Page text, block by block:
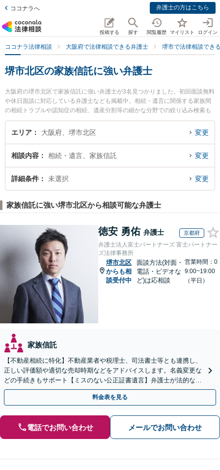
ココナラへ 弁護士の方はこちら
投稿する 探す 閲覧履歴 マイリスト ログイン
ココナラ法律相談 大阪府で法律相談できる弁護士 堺市で法律相談でき
堺市北区の家族信託に強い弁護士
大阪府の堺市北区で家族信託に強い弁護士が3名見つかりました。初回面談無料
や休日面談に対応している弁護士なども掲載中。相続・遺言に関係する家族間
の相続トラブルや認知症の相続、遺産分割等の細かな分野での絞り込み検索も
でき便利です。特に河内総合法律事務所の廣田 亘弁護士や弁護士法人バディ 堺
なかもず事務所の野口 直人弁護士、堺北法律事務所の犬塚 竜也弁護士のプロフ
託のトラブル解決の実績豊富な近くの弁護士を検索したい』『初回相談無料で
家族信託を法律相談できる堺市北区内の弁護士に相談予約したい』などでお困
りの相談者さんにおすすめです。
エリア 大阪府、堺市北区 変更
相談内容 相続・遺言、家族信託 変更
詳細条件 未選択 変更
家族信託に強い堺市北区から相談可能な弁護士
徳安 勇佑 弁護士 京都府
弁護士法人富士パートナーズ 富士パートナー
ズ法律事務所
堺市北区
からも相
談受付中
面談方法(対面・
電話・ビデオな
ど)は応相談
営業時間：0
9:00~19:00
（平日）
家族信託
【不動産相続に特化】不動産業者や税理士、司法書士等とも連携し、
正しい評価額や適切な売却時期などをアドバイスします。名義変更な
どの手続きもサポート【ミスのない公正証書遺言】弁護士が法的な観
点から遺言書を作成します。
料金表を見る
電話でお問い合わせ メールでお問い合わせ